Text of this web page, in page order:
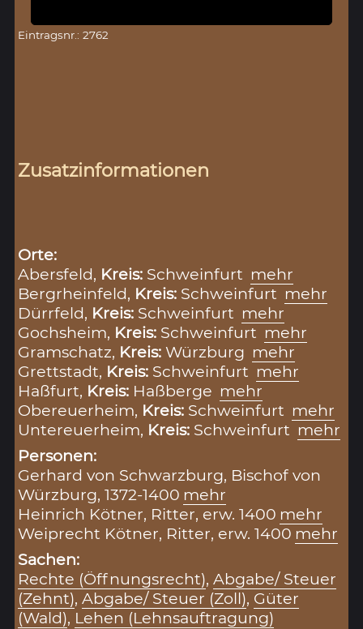
Eintragsnr.: 2762
Zusatzinformationen
Orte:
Abersfeld, Kreis: Schweinfurt mehr
Bergrheinfeld, Kreis: Schweinfurt mehr
Dürrfeld, Kreis: Schweinfurt mehr
Gochsheim, Kreis: Schweinfurt mehr
Gramschatz, Kreis:Würzburg mehr
Grettstadt, Kreis: Schweinfurt mehr
Haßfurt, Kreis: Haßberge mehr
Obereuerheim, Kreis: Schweinfurt mehr
Untereuerheim, Kreis: Schweinfurt mehr
Personen:
Gerhard von Schwarzburg, Bischof von
Würzburg, 1372-1400 mehr
Heinrich Kötner, Ritter, erw. 1400 mehr
Weiprecht Kötner, Ritter, erw. 1400 mehr
Sachen:
Rechte (Öffnungsrecht),Abgabe/ Steuer
(Zehnt),Abgabe/ Steuer (Zoll), Güter
(Wald), Lehen (Lehnsauftragung)